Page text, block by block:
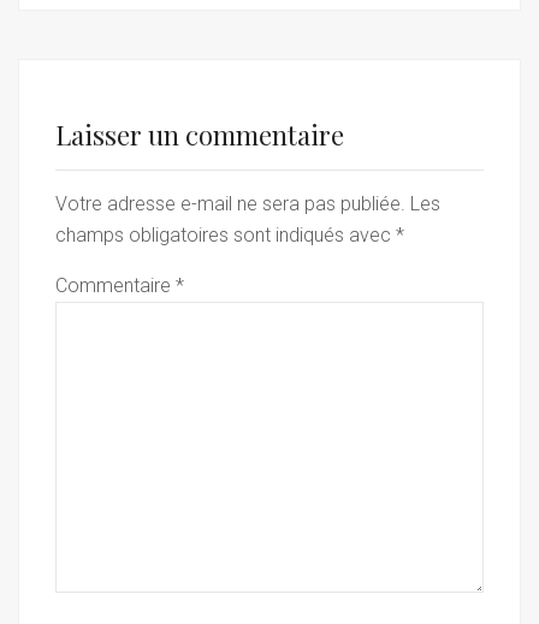
Laisser un commentaire
Votre adresse e-mail ne sera pas publiée. Les
champs obligatoires sont indiqués avec *
Commentaire *